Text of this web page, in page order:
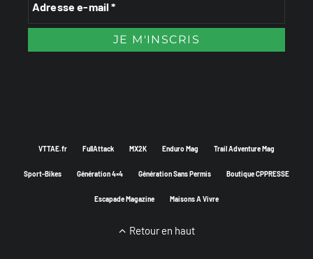
VTTAE.fr FullAttack MX2K Enduro Mag Trail Adventure Mag
Sport-Bikes Génération 4×4 Génération Sans Permis Boutique CPPRESSE
Escapade Magazine Maisons A Vivre
Retour en haut